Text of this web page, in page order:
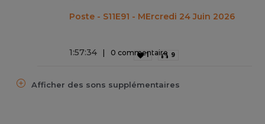
Poste - S11E91 - MErcredi 24 Juin 2026
1:57:34 0 commentaire
1 9
Afficher des sons supplémentaires